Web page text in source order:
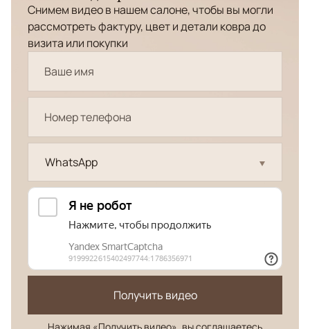
Снимем видео в нашем салоне, чтобы вы могли
рассмотреть фактуру, цвет и детали ковра до
визита или покупки
WhatsApp
Получить видео